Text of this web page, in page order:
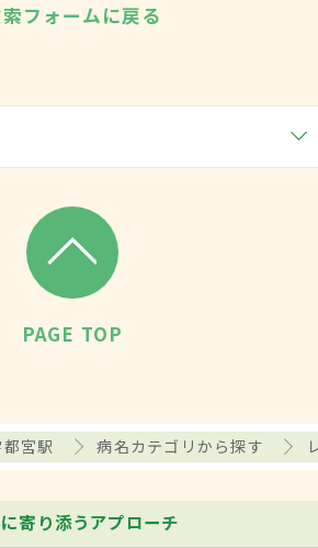
フォームに戻る
PAGE TOP
宮駅 病名カテゴリから探す
寄り添うアプローチ